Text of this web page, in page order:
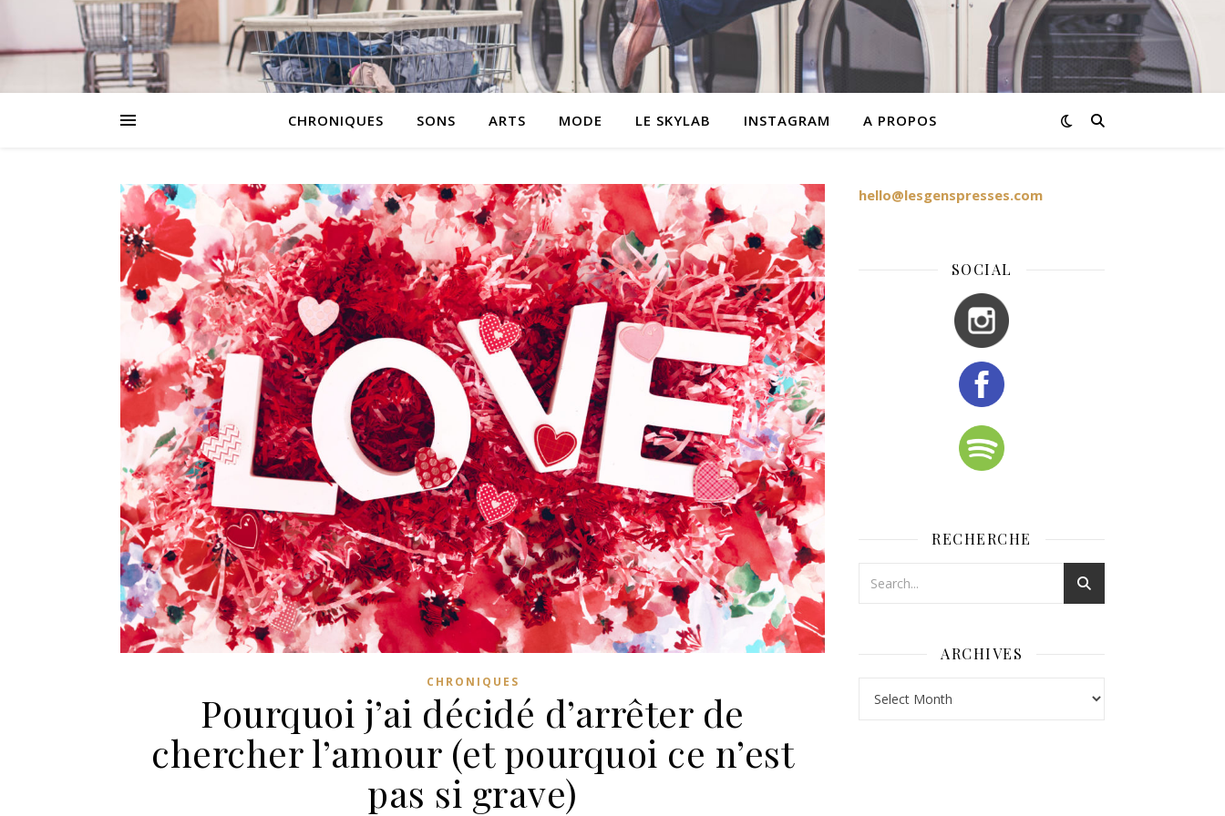
CHRONIQUES SONS ARTS MODE LE SKYLAB INSTAGRAM A PROPOS
CHRONIQUES
Pourquoi j’ai décidé d’arrêter de
chercher l’amour (et pourquoi ce n’est
pas si grave)
hello@lesgenspresses.com
SOCIAL
RECHERCHE
ARCHIVES